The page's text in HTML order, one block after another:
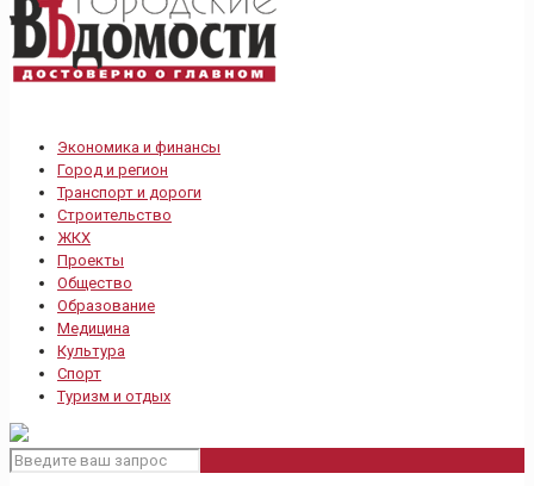
Экономика и финансы
Город и регион
Транспорт и дороги
Строительство
ЖКХ
Проекты
Общество
Образование
Медицина
Культура
Спорт
Туризм и отдых